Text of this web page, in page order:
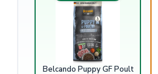
Belcando Puppy GF Poultry